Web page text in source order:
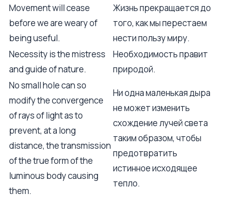
Movement will cease
before we are weary of
being useful.
Жизнь прекращается до
того, как мы перестаем
нести пользу миру.
Necessity is the mistress
and guide of nature.
Необходимость правит
природой.
No small hole can so
modify the convergence
of rays of light as to
prevent, at a long
distance, the transmission
of the true form of the
luminous body causing
them.
Ни одна маленькая дыра
не может изменить
схождение лучей света
таким образом, чтобы
предотвратить
истинное исходящее
тепло.